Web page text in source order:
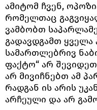
ამიტომ ჩვენ,
რომელთაც
ვამბობთ
გადავდგამთ
სამართლებრივ
ფაქტო“ არ
არ მივიჩნებთ ამ
რადგან ის არის
არჩეული და არ